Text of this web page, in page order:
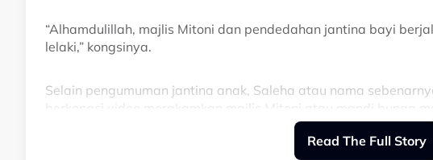
“Alhamdulillah, majlis Mitoni dan pendedahan jantina bayi
lelaki,” kongsinya.
Selain pengumuman jantina anak, Saleha atau nama
berkongsi video merakamkan majlis Mitoni atau mandi bunga
Menerusi majlis sama, suaminya, Joshua Fitton juga dilihat
Read The Full Story